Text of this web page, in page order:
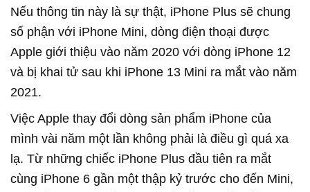
Nếu thông tin này là sự thật, iPhone Plus sẽ chung
số phận với iPhone Mini, dòng điện thoại được
Apple giới thiệu vào năm 2020 với dòng iPhone 12
và bị khai tử sau khi iPhone 13 Mini ra mắt vào năm
2021.
Việc Apple thay đổi dòng sản phẩm iPhone của
mình vài năm một lần không phải là điều gì quá xa
lạ. Từ những chiếc iPhone Plus đầu tiên ra mắt
cùng iPhone 6 gần một thập kỷ trước cho đến Mini,